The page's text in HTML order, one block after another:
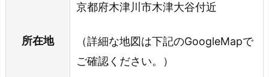
所在地
京都府木津川市木津大谷付近
（詳細な地図は下記のGoogleMapで
ご確認ください。）